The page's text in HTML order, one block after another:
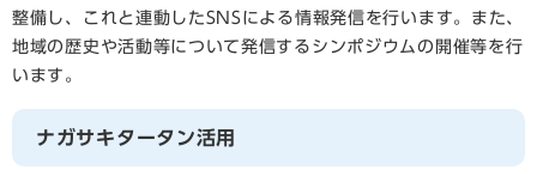
整備し、これと連動したSNSによる情報発信を行います。また、
地域の歴史や活動等について発信するシンポジウムの開催等を行
います。
ナガサキタータン活用